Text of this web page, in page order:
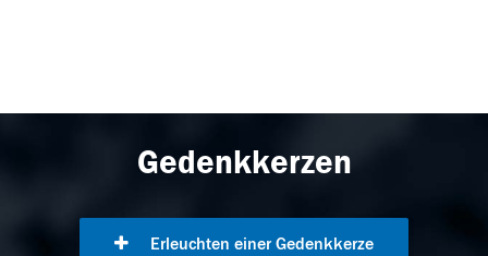
Gedenkkerzen
Erleuchten einer Gedenkkerze